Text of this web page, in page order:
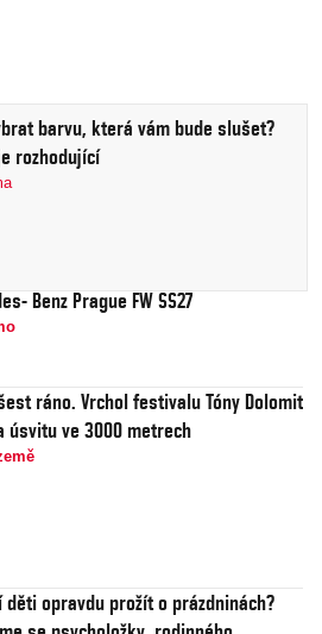
barvu, která vám bude slušet?
rozhodující
Benz Prague FW SS27
ráno. Vrchol festivalu Tóny Dolomit
úsvitu ve 3000 metrech
děti opravdu prožít o prázdninách?